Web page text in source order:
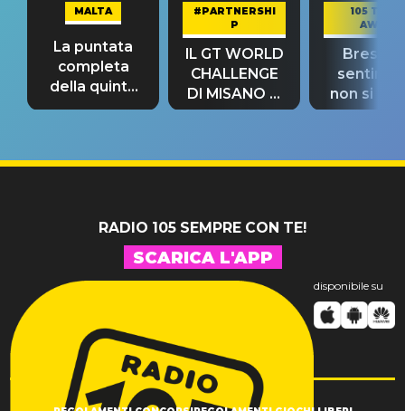
MALTA
La puntata
completa
della quinta
tappa
#PARTNERSHI
P
IL GT WORLD
CHALLENGE
DI MISANO si
riconferma
105 TAKE
AWAY
Bresh:
non si
fino alla
RADIO 105 SEMPRE CON TE!
SCARICA L'APP
disponibile su